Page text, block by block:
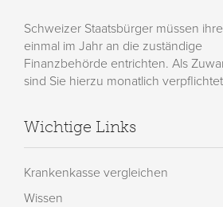
Schweizer Staatsbürger müssen
einmal im Jahr an die zuständige
Finanzbehörde entrichten. Als
sind Sie hierzu monatlich
Wichtige Links
Krankenkasse vergleichen
Wissen